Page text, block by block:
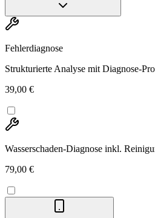
Fehlerdiagnose
Strukturierte Analyse mit Diagnose-
39,00 €
Wasserschaden-Diagnose inkl.
79,00 €